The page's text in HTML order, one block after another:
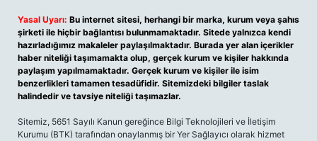
Yasal Uyarı: Bu internet sitesi, herhangi bir marka, kurum veya şahıs
şirketi ile hiçbir bağlantısı bulunmamaktadır. Sitede yalnızca kendi
hazırladığımız makaleler paylaşılmaktadır. Burada yer alan içerikler
haber niteliği taşımamakta olup, gerçek kurum ve kişiler hakkında
paylaşım yapılmamaktadır. Gerçek kurum ve kişiler ile isim
benzerlikleri tamamen tesadüfidir. Sitemizdeki bilgiler taslak
halindedir ve tavsiye niteliği taşımazlar.
Sitemiz, 5651 Sayılı Kanun gereğince Bilgi Teknolojileri ve İletişim
Kurumu (BTK) tarafından onaylanmış bir Yer Sağlayıcı olarak hizmet